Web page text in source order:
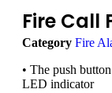
Fire Call
Category Fire
• The push
LED indicator